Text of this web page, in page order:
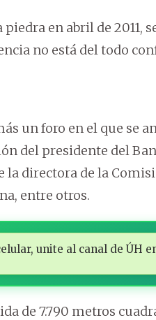
en abril de 2011,
no está del todo
un foro en el que se
del presidente del
la directora de la
entre otros.
unite al canal de ÚH
de 7.790 metros